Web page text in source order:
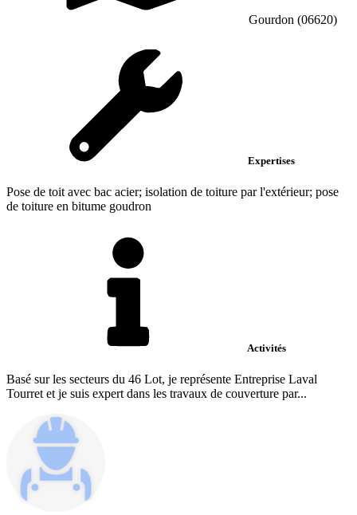
Gourdon (06620)
Expertises
Pose de toit avec bac acier; isolation de toiture par l'extérieur; pose
de toiture en bitume goudron
Activités
Basé sur les secteurs du 46 Lot, je représente Entreprise Laval
Tourret et je suis expert dans les travaux de couverture par...